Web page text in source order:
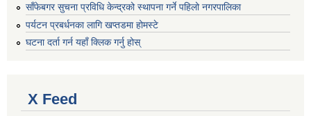
साँफेबगर सुचना प्रविधि केन्द्रको स्थापना गर्ने पहिलो नगरपालिका
पर्यटन प्रबर्धनका लागि खप्तडमा होमस्टे
घटना दर्ता गर्न यहाँ क्लिक गर्नु होस्
X Feed